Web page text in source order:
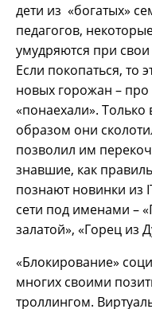
дети из «богатых»
педагогов,
умудряются при свои
Если покопаться, то
новых горожан –
«понаехали». Только
образом они
позволил им
знавшие, как
познают новинки из
сети под именами –
залатой», «Горец из
«Блокирование»
многих своими
троллингом.